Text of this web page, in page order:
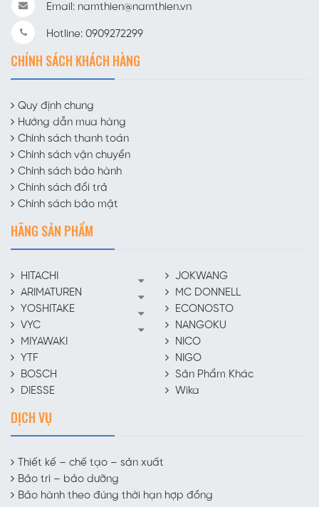
Email: namthien@namthien.vn
Hotline: 0909272299
CHÍNH SÁCH KHÁCH HÀNG
Quy định chung
Hướng dẫn mua hàng
Chính sách thanh toán
Chính sách vận chuyển
Chính sách bảo hành
Chính sách đổi trả
Chính sách bảo mật
HÃNG SẢN PHẨM
HITACHI
ARIMATUREN
YOSHITAKE
VYC
MIYAWAKI
YTF
BOSCH
DIESSE
JOKWANG
MC DONNELL
ECONOSTO
NANGOKU
NICO
NIGO
Sản Phẩm Khác
Wika
DỊCH VỤ
Thiết kế – chế tạo – sản xuất
Bảo trì – bảo dưỡng
Bảo hành theo đúng thời hạn hợp đồng